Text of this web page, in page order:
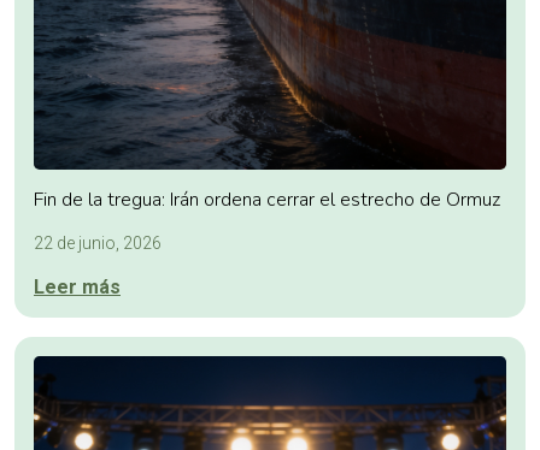
Fin de la tregua: Irán ordena cerrar el estrecho de Ormuz
22 de junio, 2026
Leer más